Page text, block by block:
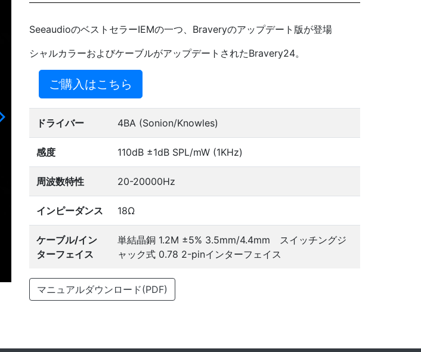
SeeaudioのベストセラーIEMの一つ、Braveryのアップデート版が登場
シャルカラーおよびケーブルがアップデートされたBravery24。
ご購入はこちら
ドライバー 4BA (Sonion/Knowles)
感度 110dB ±1dB SPL/mW (1KHz)
周波数特性 20-20000Hz
インピーダンス 18Ω
ケーブル/イン
ターフェイス
単結晶銅 1.2M ±5% 3.5mm/4.4mm スイッチングジ
ャック式 0.78 2-pinインターフェイス
マニュアルダウンロード(PDF)